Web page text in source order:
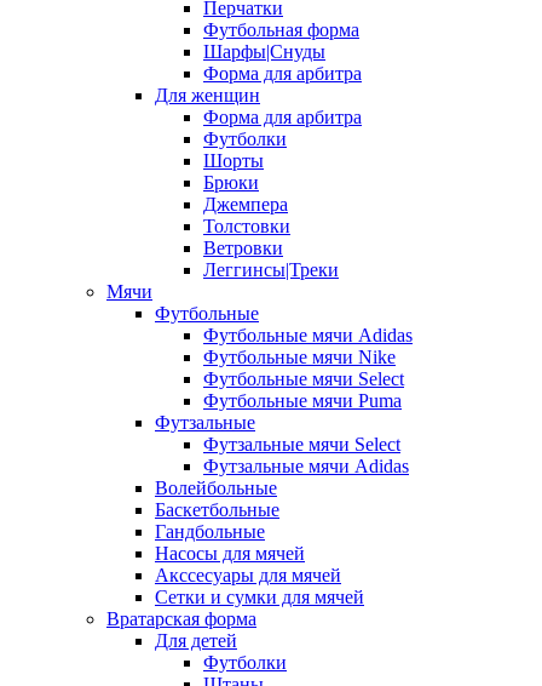
Перчатки
Футбольная форма
Шарфы|Снуды
Форма для арбитра
Для женщин
Форма для арбитра
Футболки
Шорты
Брюки
Джемпера
Толстовки
Ветровки
Леггинсы|Треки
Мячи
Футбольные
Футбольные мячи Adidas
Футбольные мячи Nike
Футбольные мячи Select
Футбольные мячи Puma
Футзальные
Футзальные мячи Select
Футзальные мячи Adidas
Волейбольные
Баскетбольные
Гандбольные
Насосы для мячей
Акссесуары для мячей
Сетки и сумки для мячей
Вратарская форма
Для детей
Футболки